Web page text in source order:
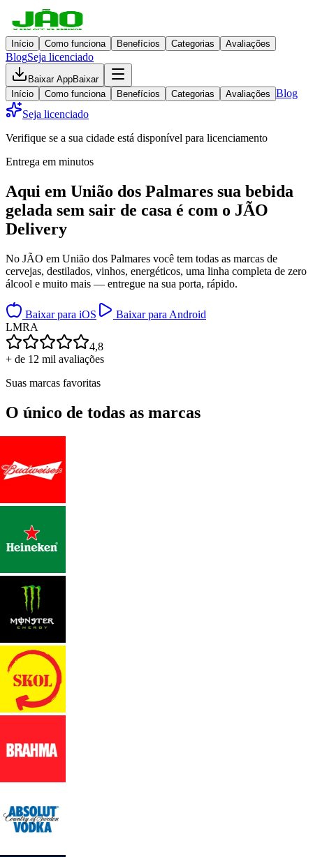
Início Como funciona Benefícios Categorias Avaliações
BlogSeja licenciado
Baixar AppBaixar
Início
Como funciona Benefícios Categorias Avaliações Blog
Seja licenciado
Verifique se a sua cidade está disponível para licenciamento
Entrega em minutos
Aqui em União dos Palmares sua bebida
gelada sem sair de casa é com o JÃO
Delivery
No JÃO em União dos Palmares você tem todas as marcas de
cervejas, destilados, vinhos, energéticos, uma linha completa de zero
álcool e muito mais — entregue na sua porta, rápido.
Baixar para iOS
Baixar para Android
LMRA
4,8
+ de 12 mil avaliações
Suas marcas favoritas
O único de todas as marcas